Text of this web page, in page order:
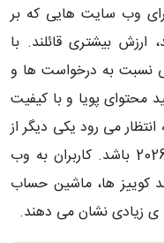
وب سایت هایی که بر
ارزش بیشتری قائلند. با
نسبت به درخواست ها و
محتوای پویا و با کیفیت
می رود یکی دیگر از
ترند های طراحی وب سایت در سال 2026 باشد. کاربران به وب
کوییز ها، ماشین حساب
ی زیادی نشان می دهند.